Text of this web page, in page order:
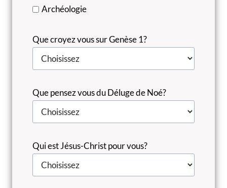
Archéologie
Que croyez vous sur Genèse 1?
Que pensez vous du Déluge de Noé?
Qui est Jésus-Christ pour vous?